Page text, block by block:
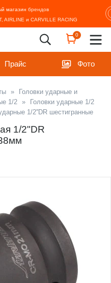
магазин брендов
AIRLINE и CARVILLE RACING
0
Прайс Фото
»
Головки ударные и
1/2 »
Головки ударные 1/2
1/2''DR шестигранные
1/2"DR